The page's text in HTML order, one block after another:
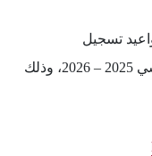
تسجيل
الماجستير في جامعة قطر للعام الدراسي 2025 – 2026، وذلك